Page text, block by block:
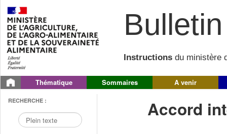
Instructions du ministère
Thématique Sommaires A venir
RECHERCHE : Accord